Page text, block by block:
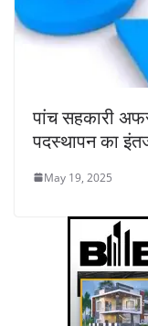
पांच सहकारी
पदस्थापन का
May 19, 2025